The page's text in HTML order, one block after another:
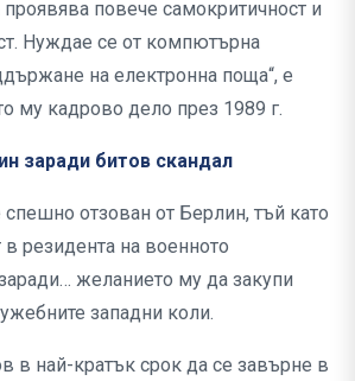
повече самокритичност и
Нуждае се от компютърна
на електронна поща“, е
му кадрово дело през 1989 г.
заради битов скандал
отзован от Берлин, тъй като
резидента на военното
желанието му да закупи
западни коли.
в най-кратък срок да се завърне в